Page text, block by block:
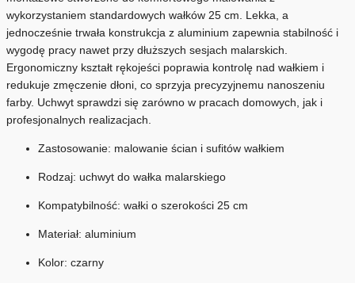
wykorzystaniem standardowych wałków 25 cm. Lekka, a
jednocześnie trwała konstrukcja z aluminium zapewnia stabilność i
wygodę pracy nawet przy dłuższych sesjach malarskich.
Ergonomiczny kształt rękojeści poprawia kontrolę nad wałkiem i
redukuje zmęczenie dłoni, co sprzyja precyzyjnemu nanoszeniu
farby. Uchwyt sprawdzi się zarówno w pracach domowych, jak i
profesjonalnych realizacjach.
Zastosowanie: malowanie ścian i sufitów wałkiem
Rodzaj: uchwyt do wałka malarskiego
Kompatybilność: wałki o szerokości 25 cm
Materiał: aluminium
Kolor: czarny